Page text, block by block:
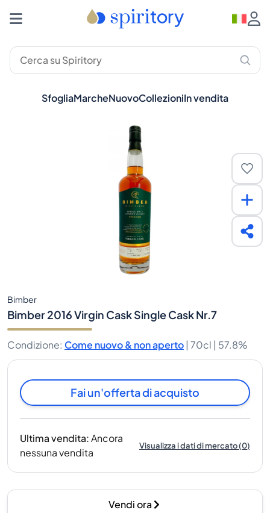
SfogliaMarcheNuovoCollezioniIn vendita
Bimber
Bimber 2016 Virgin Cask Single Cask Nr.7
Condizione: Come nuovo & non aperto | 70cl | 57.8%
Fai un'offerta di acquisto
Ultima vendita:Ancora
nessuna vendita
Visualizza i dati di mercato(0)
Vendi ora